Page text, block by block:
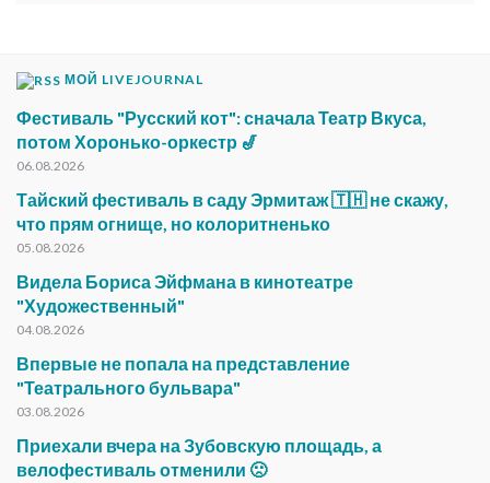
МОЙ LIVEJOURNAL
Фестиваль "Русский кот": сначала Театр Вкуса,
потом Хоронько-оркестр 🎷
06.08.2026
Тайский фестиваль в саду Эрмитаж 🇹🇭 не скажу,
что прям огнище, но колоритненько
05.08.2026
Видела Бориса Эйфмана в кинотеатре
"Художественный"
04.08.2026
Впервые не попала на представление
"Театрального бульвара"
03.08.2026
Приехали вчера на Зубовскую площадь, а
велофестиваль отменили 🙁